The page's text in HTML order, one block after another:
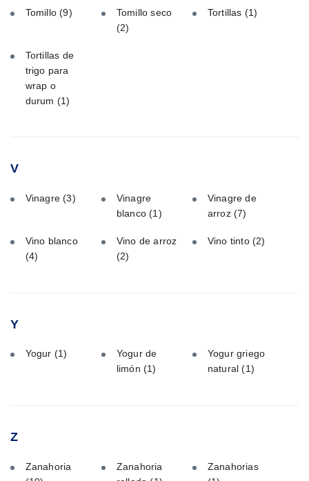
Tomillo(9)
Tomillo seco
(2)
Tortillas (1)
Tortillas de
trigo para
wrap o
durum (1)
V
Vinagre(3)
Vinagre
blanco(1)
Vinagre de
arroz(7)
Vino blanco
(4)
Vino de arroz
(2)
Vino tinto(2)
Y
Yogur (1)
Yogur de
limón (1)
Yogur griego
natural(1)
Z
Zanahoria
Zanahoria
Zanahorias